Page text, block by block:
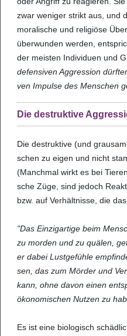
zwar weni­ger strikt aus, und
mora­li­sche und reli­gi­öse
über­wun­den wer­den,
der meis­ten Indi­vi­duen und
defen­si­ven Aggres­sion
ven Impulse des Men­schen
Die destruktive
Die destruk­tive (und
schen zu eigen und nicht
(Manch­mal wirkt es bei
sche Züge, sind jedoch
bzw. auf Ver­hält­nisse, die
"Das Ein­zig­ar­tige beim
zu mor­den und zu quä­len,
er dabei Lust­ge­fühle
sen, das zum Mör­der und
kann, ohne davon einen
öko­no­mi­schen Nut­zen zu
Es ist eine bio­lo­gisch